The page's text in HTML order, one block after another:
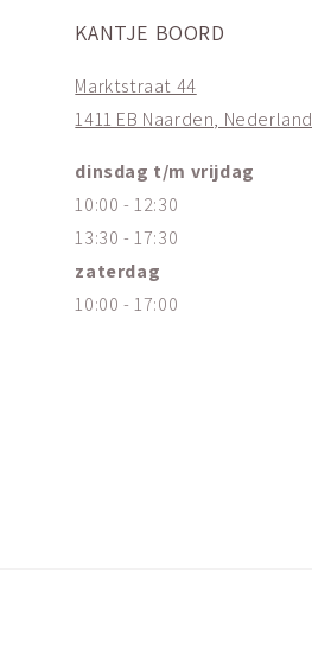
KANTJE BOORD
Marktstraat 44
1411 EB Naarden, Nederland
dinsdag t/m vrijdag
10:00 - 12:30
13:30 - 17:30
zaterdag
10:00 - 17:00